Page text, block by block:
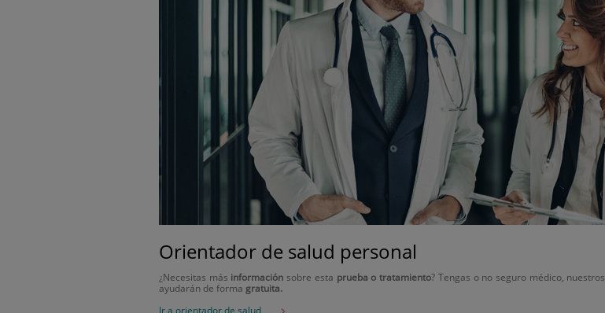
Orientador de salud personal
¿Necesitas más información sobre esta prueba o tratamiento? Tengas o no seguro médico, nuestros
ayudarán de forma gratuita.
Ir a orientador de salud